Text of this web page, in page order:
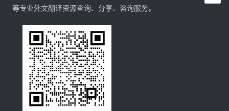
等专业外文翻译资源查询、分享、咨询服务。